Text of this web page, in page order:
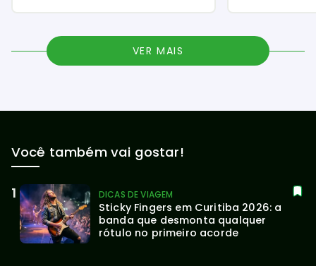
VER MAIS
Você também vai gostar!
DICAS DE VIAGEM
Sticky Fingers em Curitiba 2026: a
banda que desmonta qualquer
rótulo no primeiro acorde